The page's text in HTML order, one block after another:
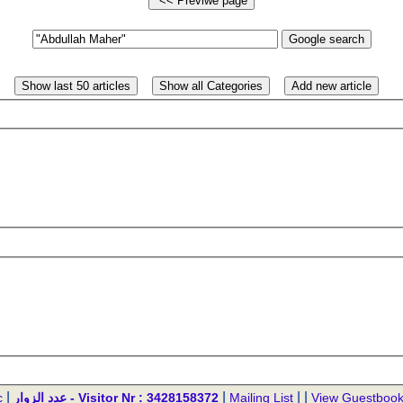
| عدد الزوار - Visitor Nr : 3428158372 Mailing List| | View Guestbook